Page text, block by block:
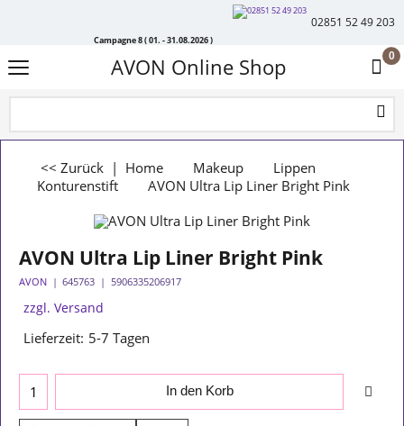
Campagne 8 ( 01. - 31.08.2026 )
02851 52 49 203
AVON Online Shop 0
<< Zurück | Home Makeup
Lippen
Konturenstift
AVON Ultra Lip Liner Bright Pink
AVON Ultra Lip Liner Bright Pink
AVON 645763 5906335206917
zzgl. Versand
Lieferzeit: 5-7 Tagen
In den Korb